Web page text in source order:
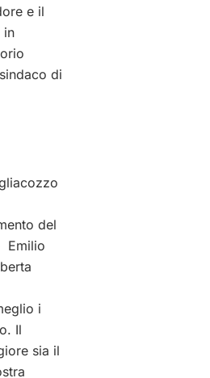
e il
in
di
del
Emilio
i
Il
sia il